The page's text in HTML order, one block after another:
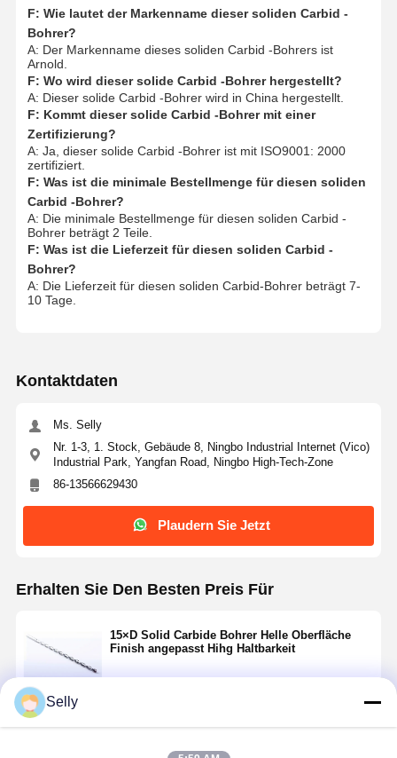
F: Wie lautet der Markenname dieser soliden Carbid -
Bohrer?
A: Der Markenname dieses soliden Carbid -Bohrers ist
Arnold.
F: Wo wird dieser solide Carbid -Bohrer hergestellt?
A: Dieser solide Carbid -Bohrer wird in China hergestellt.
F: Kommt dieser solide Carbid -Bohrer mit einer
Zertifizierung?
A: Ja, dieser solide Carbid -Bohrer ist mit ISO9001: 2000
zertifiziert.
F: Was ist die minimale Bestellmenge für diesen soliden
Carbid -Bohrer?
A: Die minimale Bestellmenge für diesen soliden Carbid -
Bohrer beträgt 2 Teile.
F: Was ist die Lieferzeit für diesen soliden Carbid -
Bohrer?
A: Die Lieferzeit für diesen soliden Carbid-Bohrer beträgt 7-
10 Tage.
Kontaktdaten
Ms. Selly
Nr. 1-3, 1. Stock, Gebäude 8, Ningbo Industrial Internet (Vico)
Industrial Park, Yangfan Road, Ningbo High-Tech-Zone
86-13566629430
Plaudern Sie Jetzt
Erhalten Sie Den Besten Preis Für
15×D Solid Carbide Bohrer Helle Oberfläche
Finish angepasst Hihg Haltbarkeit
Fortsetzen
Selly